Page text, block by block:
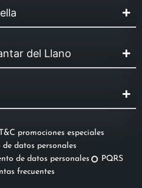
del Llano
T&C promociones especiales
datos personales
de datos personales
PQRS
frecuentes